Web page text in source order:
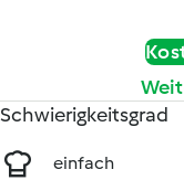
Schwierigkeitsgrad
einfach